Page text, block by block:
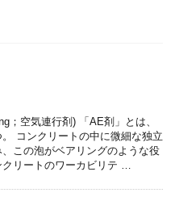
；空気連行剤) 「AE剤」とは、
コンクリートの中に微細な独立
この泡がベアリングのような役
リートのワーカビリテ …